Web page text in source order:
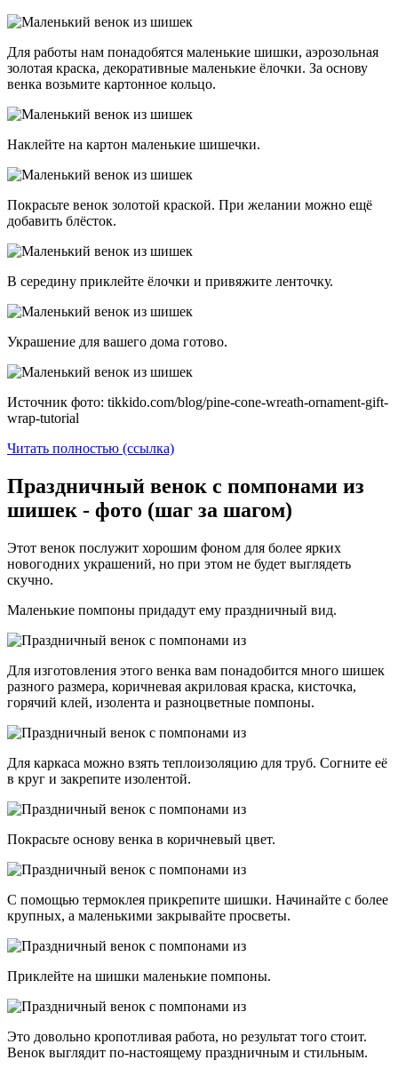
Для работы нам понадобятся маленькие шишки, аэрозольная
золотая краска, декоративные маленькие ёлочки. За основу
венка возьмите картонное кольцо.
Наклейте на картон маленькие шишечки.
Покрасьте венок золотой краской. При желании можно ещё
добавить блёсток.
В середину приклейте ёлочки и привяжите ленточку.
Украшение для вашего дома готово.
Источник фото: tikkido.com/blog/pine-cone-wreath-ornament-gift-
wrap-tutorial
Читать полностью (ссылка)
Праздничный венок с помпонами из
шишек - фото (шаг за шагом)
Этот венок послужит хорошим фоном для более ярких
новогодних украшений, но при этом не будет выглядеть
скучно.
Маленькие помпоны придадут ему праздничный вид.
Для изготовления этого венка вам понадобится много шишек
разного размера, коричневая акриловая краска, кисточка,
горячий клей, изолента и разноцветные помпоны.
Для каркаса можно взять теплоизоляцию для труб. Согните её
в круг и закрепите изолентой.
Покрасьте основу венка в коричневый цвет.
С помощью термоклея прикрепите шишки. Начинайте с более
крупных, а маленькими закрывайте просветы.
Приклейте на шишки маленькие помпоны.
Это довольно кропотливая работа, но результат того стоит.
Венок выглядит по-настоящему праздничным и стильным.